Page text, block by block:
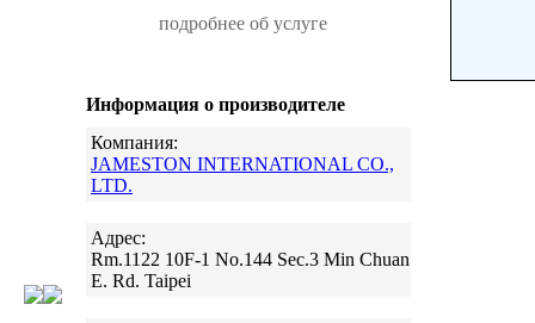
подробнее об услуге
Информация о производителе
Компания:
JAMESTON INTERNATIONAL CO.,
LTD.
Адрес:
Rm.1122 10F-1 No.144 Sec.3 Min Chuan
E. Rd. Taipei